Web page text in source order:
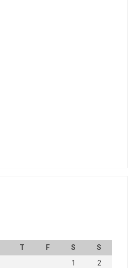
T F S
S
1
2